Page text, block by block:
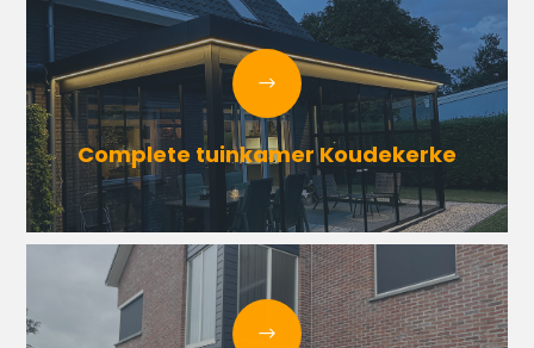
Complete tuinkamer Koudekerke